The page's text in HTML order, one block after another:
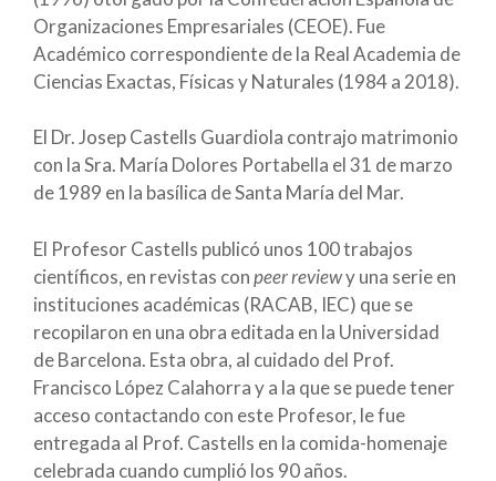
Organizaciones Empresariales (CEOE). Fue
Académico correspondiente de la Real Academia de
Ciencias Exactas, Físicas y Naturales (1984 a 2018).
El Dr. Josep Castells Guardiola contrajo matrimonio
con la Sra. María Dolores Portabella el 31 de marzo
de 1989 en la basílica de Santa María del Mar.
El Profesor Castells publicó unos 100 trabajos
científicos, en revistas conpeer reviewy una serie en
instituciones académicas (RACAB, IEC) que se
recopilaron en una obra editada en la Universidad
de Barcelona. Esta obra, al cuidado del Prof.
Francisco López Calahorra y a la que se puede tener
acceso contactando con este Profesor, le fue
entregada al Prof. Castells en la comida-homenaje
celebrada cuando cumplió los 90 años.